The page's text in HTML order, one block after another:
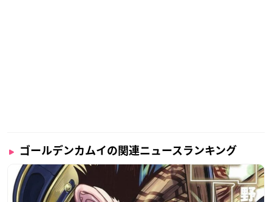
ゴールデンカムイの関連ニュースランキング